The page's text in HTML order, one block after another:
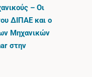
– Οι
ΔΙΠΑΕ και ο
Μηχανικών
στην